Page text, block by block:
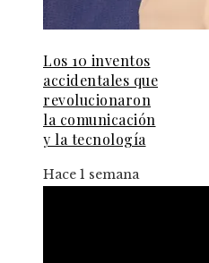
Los 10 inventos
accidentales que
revolucionaron
la comunicación
y la tecnología
Hace 1 semana